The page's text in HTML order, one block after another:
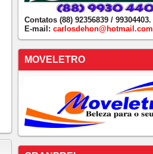
Contatos (88) 92356839 / 99304403.
E-mail: carlosdehon@hotmail.com
MOVELETRO